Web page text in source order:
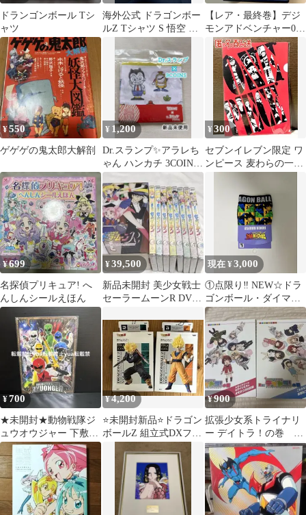
ドランゴンボール Tシ
ャツ
海外公式 ドラゴンボー
ルZ Tシャツ S 悟空 ベ
ジータ フリーザ メキシ
コ製
【レア・最終巻】デジ
モンアドベンチャー02
Vol.12 VHS ビデオテー
プ
¥550
ゲゲゲの鬼太郎大解剖
¥ 1,200
Dr.スランプ✨アラレち
ゃん ハンカチ 3COINS
新品未開封
¥300
セブンイレブン限定 ワ
ンピース 麦わらの一味
¥699
名探偵プリキュア! へ
んしんシールえほん
¥39,500
新品未開封 美少女戦士
セーラームーンR DVD
付
現在 ¥3,000
①点限り‼︎ NEW☆ドラ
ゴンボール・ダイマ
（トリオ）ボクサーパ
ンツ☆（Ｌ）
¥700
★未開封★動物戦隊ジ
ュウオウジャー 下敷
き したじき 東映ア
ニメーション
¥4,200
⭐️未開封新品⭐️ドラゴン
ボールZ 組立式DXフィ
悟空セット
¥900
拡張少女系トライナリ
ー デイトラ！の巻 2
冊セット